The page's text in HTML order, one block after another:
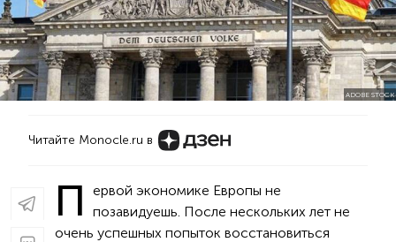
ADOBE STOCK
Читайте Monocle.ru в
П
ервой экономике Европы не
позавидуешь. После нескольких лет не
очень успешных попыток восстановиться